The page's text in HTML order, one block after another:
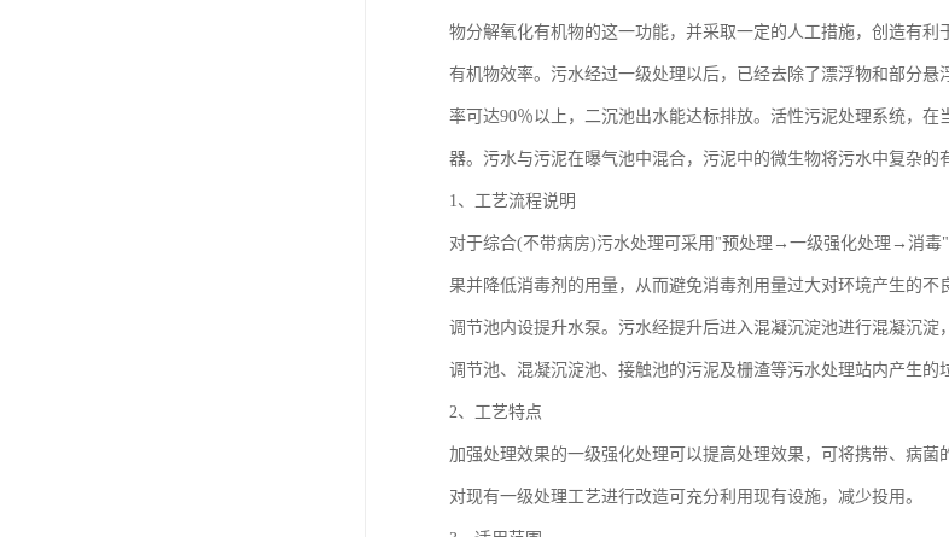
物分解氧化有机物的这一功能，并采取一定的人工措施，创造有
有机物效率。污水经过一级处理以后，已经去除了漂浮物和部分
率可达90％以上，二沉池出水能达标排放。活性污泥处理系统，
器。污水与污泥在曝气池中混合，污泥中的微生物将污水中复杂
1、工艺流程说明
对于综合(不带病房)污水处理可采用"预处理→一级强化处理→消
果并降低消毒剂的用量，从而避免消毒剂用量过大对环境产生的
调节池内设提升水泵。污水经提升后进入混凝沉淀池进行混凝沉淀
调节池、混凝沉淀池、接触池的污泥及栅渣等污水处理站内产生
2、工艺特点
加强处理效果的一级强化处理可以提高处理效果，可将携带、病
对现有一级处理工艺进行改造可充分利用现有设施，减少投用。